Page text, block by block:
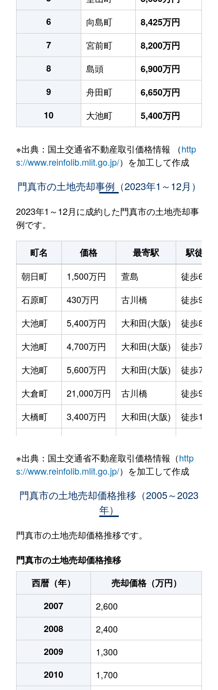
6
向島町
8,425万円
7
宮前町
8,200万円
8
島頭
6,900万円
9
舟田町
6,650万円
10
大池町 5,400万円
※出典：国土交通省不動産取引価格情報 （http
s://www.reinfolib.mlit.go.jp/）を加工して作成
門真市の土地売却事例（2023年1～12月）
2023年1～12月に成約した門真市の土地売却事
例です。
町名 価格 最寄駅
駅徒歩
朝日町
1,500万円 萱島
徒歩6分
石原町
430万円 古川橋
徒歩9分
大池町
5,400万円 大和田(大阪)
徒歩8分
大池町
4,700万円 大和田(大阪)
徒歩7分
大池町
5,600万円 大和田(大阪)
徒歩7分
大倉町
21,000万円 古川橋
徒歩9分
大橋町
3,400万円 大和田(大阪)
徒歩15分
上野口町
2,600万円 大和田(大阪)
徒歩11分
2,000万円
岸和田
1,800万円 大和田(大阪)
岸和田
3,000万円
北島町
850万円 門真南
北巣本町
40,000万円
五月田町
850万円
13,000万円
800万円
※出典：国土交通省不動産取引価格情報（http
s://www.reinfolib.mlit.go.jp/）を加工して作成
門真市の土地売却価格推移（2005～2023
年）
門真市の土地売却価格推移です。
門真市の土地売却価格推移
西暦（年）
売却価格（万円）
2007
2,600
2008
2,400
2009
1,300
2010
1,700